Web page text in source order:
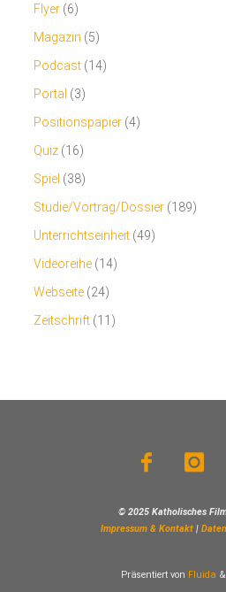
Flyer (6)
Magazin (5)
Podcast (14)
Portal (3)
Positionspapier (4)
Quiz (16)
Spiel (38)
Studie/Vortrag/Dossier (189)
Unterrichtseinheit (49)
Videoreihe (14)
Webseite (24)
Zeitschrift (11)
© 2025 Katholisches
Impressum & Kontakt|
Präsentiert von Fluida &